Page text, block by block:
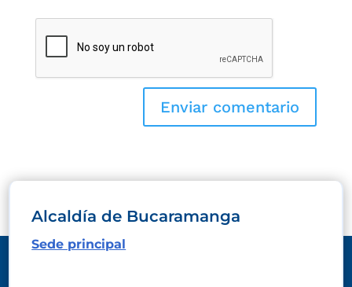
Alcaldía de Bucaramanga
Sede principal